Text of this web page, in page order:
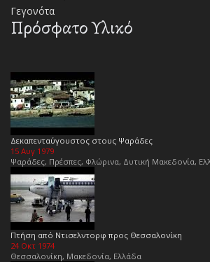
Γεγονότα
Πρόσφατο Υλικό
Δεκαπενταύγουστος στους Ψαράδες
15 Αυγ 1979
Ψαράδες, Πρέσπες, Φλώρινα, Δυτική Μακεδονία,
Πτήση από Ντισελντορφ προς Θεσσαλονίκη
24 Οκτ 1974
Θεσσαλονίκη, Μακεδονία, Ελλάδα